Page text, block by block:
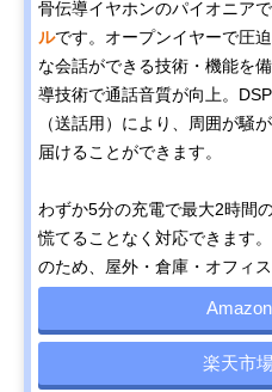
骨伝導イヤホンのパイオニア
ルです。オープンイヤーで圧
な会話ができる技術・機能を
導技術で通話音質が向上。
（送話用）により、周囲が騒
届けることができます。
わずか5分の充電で最大2時間
慌てることなく対応できます
のため、屋外・倉庫・オフィ
楽天市